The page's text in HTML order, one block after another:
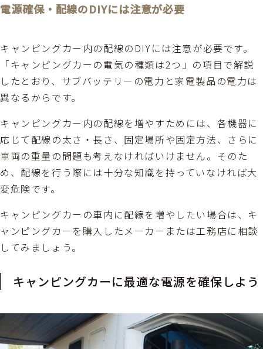
電源確保・配線のDIYには注意が必要
キャンピングカー内の配線のDIYには注意が必要です。
「キャンピングカーの電気の種類は2つ」の項目で解説
したとおり、サブバッテリーの電力と家電製品の電力は
異なるからです。
キャンピングカー内の配線を増やすためには、各機器に
応じて配線の太さ・長さ、固定場所や固定方法、さらに
車両の重量の問題も考えなければいけません。そのた
め、配線を行う際には十分な知識を持っていなければ大
変危険です。
キャンピングカーの車内に配線を増やしたい場合は、キ
ャンピングカーを購入したメーカーまたは工務店に相談
してみましょう。
キャンピングカーに最適な電源を確保しよう